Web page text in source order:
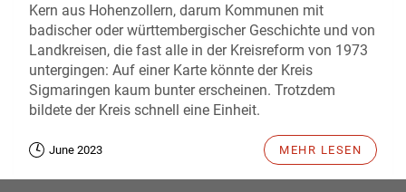
Kern aus Hohenzollern, darum Kommunen mit
badischer oder württembergischer Geschichte und von
Landkreisen, die fast alle in der Kreisreform von 1973
untergingen: Auf einer Karte könnte der Kreis
Sigmaringen kaum bunter erscheinen. Trotzdem
bildete der Kreis schnell eine Einheit.
June 2023 MEHR LESEN